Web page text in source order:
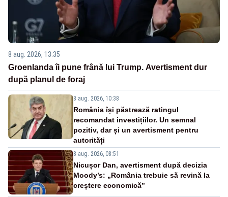
8 aug. 2026, 13:35
Groenlanda îi pune frână lui Trump. Avertisment dur
după planul de foraj
8 aug. 2026, 10:38
România își păstrează ratingul
recomandat investițiilor. Un semnal
pozitiv, dar și un avertisment pentru
autorități
8 aug. 2026, 08:51
Nicușor Dan, avertisment după decizia
Moody’s: „România trebuie să revină la
creștere economică”